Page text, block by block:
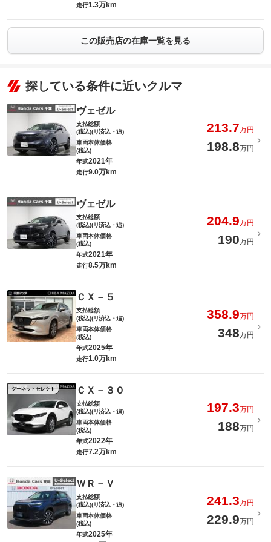
走行1.3万km
この販売店の在庫一覧を見る
探している条件に近いクルマ
ヴェゼル
支払総額
(税込)(リ済込・追)
213.7万円
車両本体価格
(税込)
198.8万円
年式2021年
走行9.0万km
ヴェゼル
支払総額
(税込)(リ済込・追)
204.9万円
車両本体価格
(税込)
190万円
年式2021年
走行8.5万km
ＣＸ－５
支払総額
(税込)(リ済込・追)
358.9万円
車両本体価格
(税込)
348万円
年式2025年
走行1.0万km
グーネットセレクト ＣＸ－３０
支払総額
(税込)(リ済込・追)
197.3万円
車両本体価格
(税込)
188万円
年式2022年
走行7.2万km
ＷＲ－Ｖ
支払総額
(税込)(リ済込・追)
241.3万円
車両本体価格
(税込)
229.9万円
年式2025年